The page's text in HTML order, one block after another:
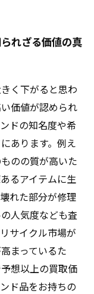
れざる価値の真
く下がると思わ
価値が認められ
ドの知名度や希
あります。例え
のの質が高いた
るアイテムに生
れた部分が修理
人気度なども査
サイクル市場が
まっているた
想以上の買取価
ド品をお持ちの